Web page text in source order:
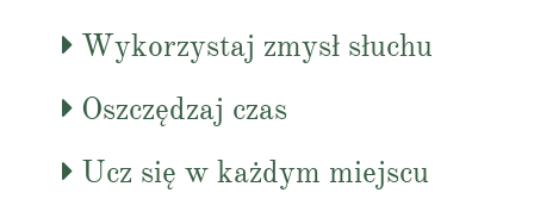
Wykorzystaj zmysł słuchu
Oszczędzaj czas
Ucz się w każdym miejscu